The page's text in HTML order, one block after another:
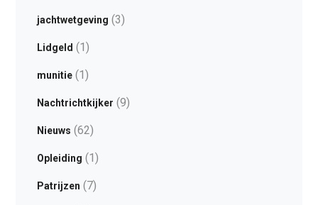
jachtwetgeving (3)
Lidgeld (1)
munitie(1)
Nachtrichtkijker (9)
Nieuws (62)
Opleiding (1)
Patrijzen (7)